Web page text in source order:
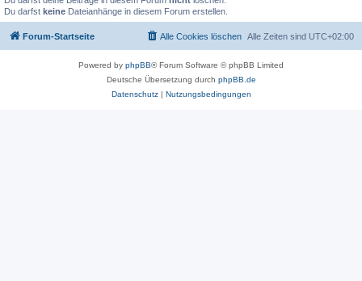
Du darfst keine Dateianhänge in diesem Forum erstellen.
Forum-Startseite Alle Zeiten sind UTC+02:00
Alle Cookies löschen
Powered by phpBB® Forum Software © phpBB Limited
Deutsche Übersetzung durch phpBB.de
Datenschutz| Nutzungsbedingungen